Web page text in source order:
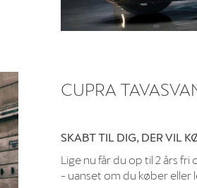
CUPRA
SKABT TIL DIG, DER VIL
Lige nu får du op til 2 års
- uanset om du køber eller